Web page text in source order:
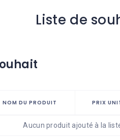
Liste de
NOM DU PRODUIT PRIX
Aucun produit ajouté à la